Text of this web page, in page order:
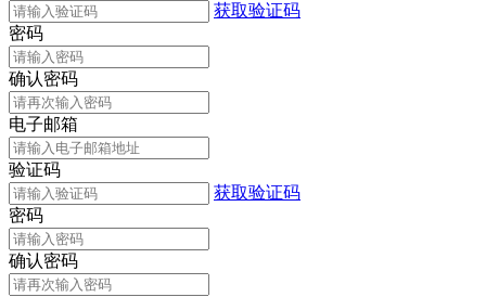
获取验证码
密码
确认密码
电子邮箱
验证码
获取验证码
密码
确认密码